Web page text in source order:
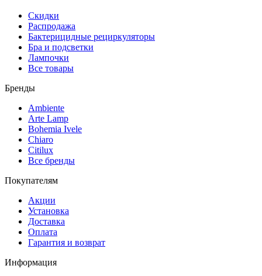
Скидки
Распродажа
Бактерицидные рециркуляторы
Бра и подсветки
Лампочки
Все товары
Бренды
Ambiente
Arte Lamp
Bohemia Ivele
Chiaro
Citilux
Все бренды
Покупателям
Акции
Установка
Доставка
Оплата
Гарантия и возврат
Информация